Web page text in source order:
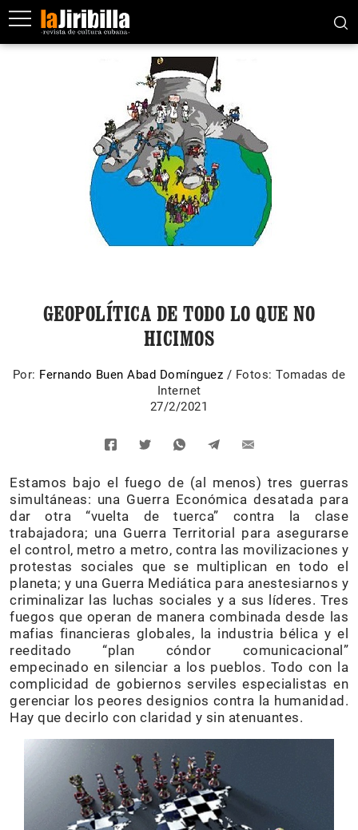
GEOPOLÍTICA DE TODO LO QUE NO
HICIMOS
Por: Fernando Buen Abad Domínguez / Fotos: Tomadas de
Internet
27/2/2021
Estamos bajo el fuego de (al menos) tres guerras
simultáneas: una Guerra Económica desatada para
dar otra “vuelta de tuerca” contra la clase
trabajadora; una Guerra Territorial para asegurarse
el control, metro a metro, contra las movilizaciones y
protestas sociales que se multiplican en todo el
planeta; y una Guerra Mediática para anestesiarnos y
criminalizar las luchas sociales y a sus líderes. Tres
fuegos que operan de manera combinada desde las
mafias financieras globales, la industria bélica y el
reeditado “plan cóndor comunicacional”
empecinado en silenciar a los pueblos. Todo con la
complicidad de gobiernos serviles especialistas en
gerenciar los peores designios contra la humanidad.
Hay que decirlo con claridad y sin atenuantes.